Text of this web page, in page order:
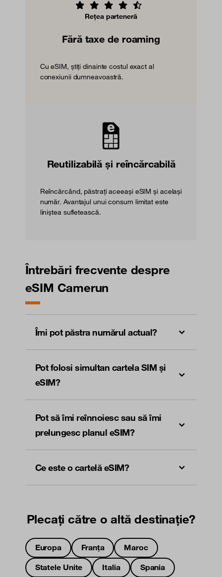
Rețea parteneră
Fără taxe de roaming
Cu eSIM, știți dinainte costul exact al
conexiunii dumneavoastră.
Reutilizabilă și reîncărcabilă
Reîncărcând, păstrați aceeași eSIM și același
număr. Avantajul unui consum limitat este
liniștea sufletească.
Întrebări frecvente despre
eSIM Camerun
Îmi pot păstra numărul actual?
Pot folosi simultan cartela SIM și
eSIM?
Pot să îmi reînnoiesc sau să îmi
prelungesc planul eSIM?
Ce este o cartelă eSIM?
Plecați către o altă destinație?
Europa Franța
Maroc
Statele Unite
Italia Spania